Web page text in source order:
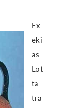
Ex
eki
as-
Lot
ta-
tra